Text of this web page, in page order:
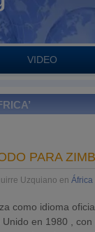
VIDEO
PARA
Uzquiano en África
como idioma
en 1980 ,